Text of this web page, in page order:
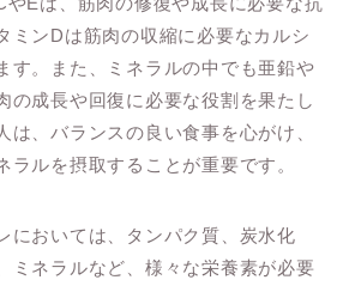
ミンDは筋肉の収縮に必要なカルシ
す。また、ミネラルの中でも亜鉛や
の成長や回復に必要な役割を果たし
は、バランスの良い食事を心がけ、
ラルを摂取することが重要です。
においては、タンパク質、炭水化
ミネラルなど、様々な栄養素が必要